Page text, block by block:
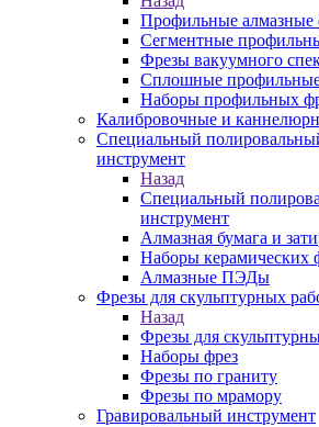
Профильные алмазные
Сегментные
Фрезы вакуумного
Сплошные
Наборы профильных
Калибровочные и
Специальный
инструмент
Назад
Специальный
инструмент
Алмазная бумага и
Наборы керамических
Алмазные ПЭДы
Фрезы для скульптурных
Назад
Фрезы для
Наборы фрез
Фрезы по граниту
Фрезы по мрамору
Гравировальный инструмент